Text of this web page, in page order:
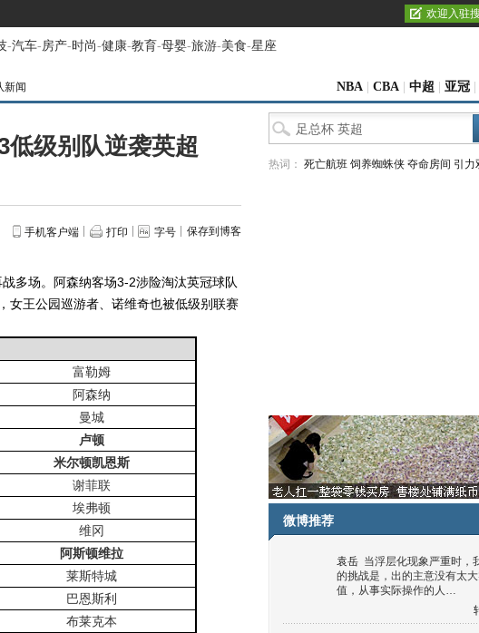
欢迎入驻
-汽车-房产-时尚-健康-教育-母婴-旅游-美食-星座
新闻 NBA CBA 中超 亚冠
低级别队逆袭英超
手机客户端 打印 字号 保存到博客
场。阿森纳客场3-2涉险淘汰英冠球队
女王公园巡游者、诺维奇也被低级别联赛
富勒姆
阿森纳
曼城
卢顿
米尔顿凯恩斯
谢菲联
埃弗顿
维冈
阿斯顿维拉
莱斯特城
巴恩斯利
布莱克本
热词： 死亡航班 饲养蜘蛛侠 夺命房间 引力
微博推荐
袁岳 当浮层化现象严重时，
的挑战是，出的主意没有太
值，从事实际操作的人…